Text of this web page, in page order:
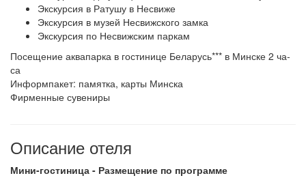
Экс­кур­сия в Ратушу в Не­сви­же
Экс­кур­сия в му­зей Несвиж­ско­го зам­ка
Экс­кур­сия по Несвижским паркам
По­се­ще­ние аквапарка в го­сти­ни­це Бе­ла­русь*** в Мин­ске 2 ча­
са
Ин­форм­па­кет: па­мят­ка, карты Мин­ска
Фир­мен­ные су­ве­ни­ры
Описание отеля
Мини-гостиница - Размещение по программе